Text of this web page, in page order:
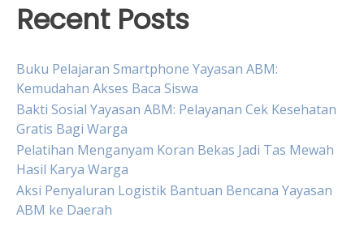
Recent Posts
Buku Pelajaran Smartphone Yayasan ABM:
Kemudahan Akses Baca Siswa
Bakti Sosial Yayasan ABM: Pelayanan Cek Kesehatan
Gratis Bagi Warga
Pelatihan Menganyam Koran Bekas Jadi Tas Mewah
Hasil Karya Warga
Aksi Penyaluran Logistik Bantuan Bencana Yayasan
ABM ke Daerah